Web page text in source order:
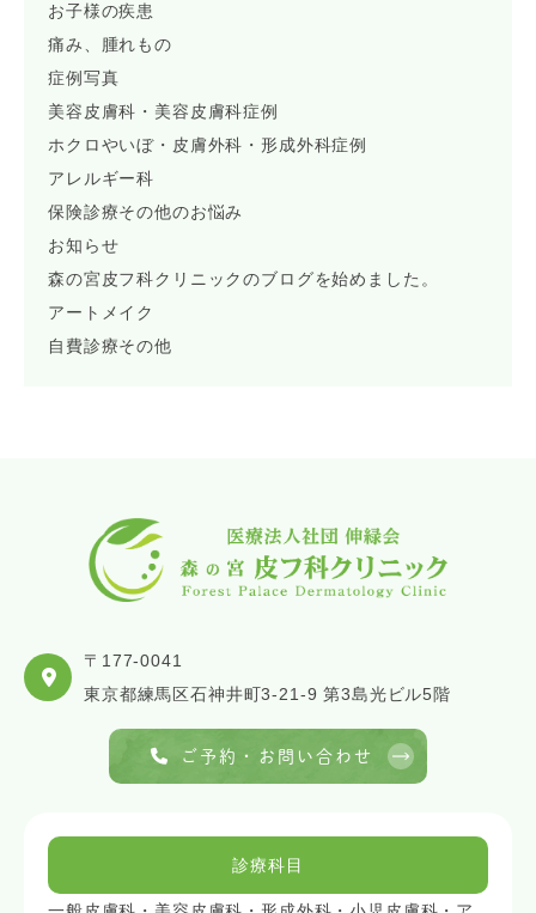
お子様の疾患
痛み、腫れもの
症例写真
美容皮膚科・美容皮膚科症例
ホクロやいぼ・皮膚外科・形成外科症例
アレルギー科
保険診療その他のお悩み
お知らせ
森の宮皮フ科クリニックのブログを始めました。
アートメイク
自費診療その他
〒177-0041
東京都練馬区石神井町3-21-9 第3島光ビル5階
ご予約・お問い合わせ
診療科目